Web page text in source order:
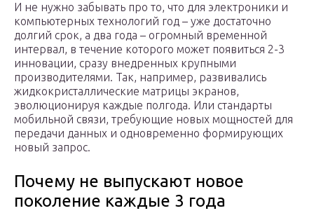
И не нужно забывать про то, что для электроники и
компьютерных технологий год – уже достаточно
долгий срок, а два года – огромный временной
интервал, в течение которого может появиться 2-3
инновации, сразу внедренных крупными
производителями. Так, например, развивались
жидкокристаллические матрицы экранов,
эволюционируя каждые полгода. Или стандарты
мобильной связи, требующие новых мощностей для
передачи данных и одновременно формирующих
новый запрос.
Почему не выпускают новое
поколение каждые 3 года